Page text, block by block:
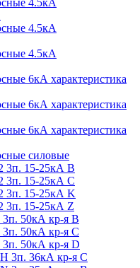
4.5кА
4.5кА
6кА характеристика
6кА характеристика
6кА характеристика
силовые
3п. 15-25кА B
3п. 15-25кА C
3п. 15-25кА K
3п. 15-25кА Z
50кА кр-я B
50кА кр-я C
50кА кр-я D
3п. 36кА кр-я C